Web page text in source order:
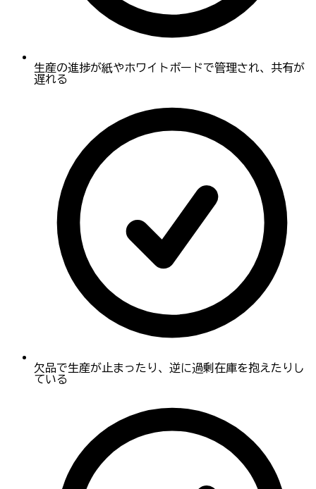
生産の進捗が紙やホワイトボードで管理され、共有が
遅れる
欠品で生産が止まったり、逆に過剰在庫を抱えたりし
ている